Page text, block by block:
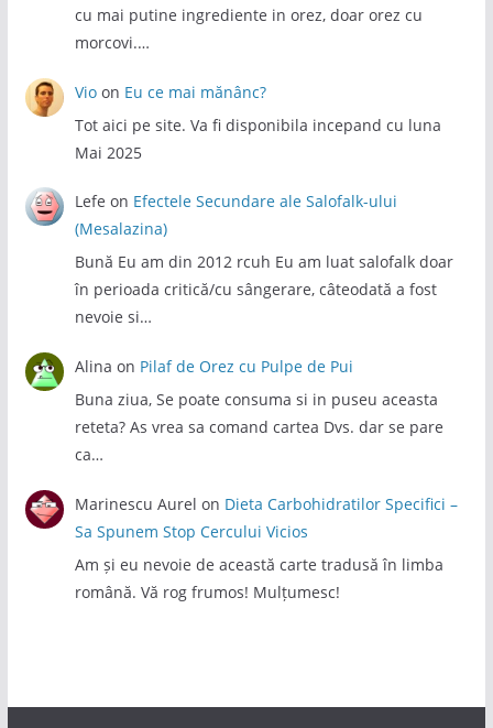
cu mai putine ingrediente in orez, doar orez cu
morcovi.…
Vio on Eu ce mai mănânc?
Tot aici pe site. Va fi disponibila incepand cu luna
Mai 2025
Lefe on Efectele Secundare ale Salofalk-ului
(Mesalazina)
Bună Eu am din 2012 rcuh Eu am luat salofalk doar
în perioada critică/cu sângerare, câteodată a fost
nevoie si…
Alina on Pilaf de Orez cu Pulpe de Pui
Buna ziua, Se poate consuma si in puseu aceasta
reteta? As vrea sa comand cartea Dvs. dar se pare
ca…
Marinescu Aurel on Dieta Carbohidratilor Specifici –
Sa Spunem Stop Cercului Vicios
Am și eu nevoie de această carte tradusă în limba
română. Vă rog frumos! Mulțumesc!